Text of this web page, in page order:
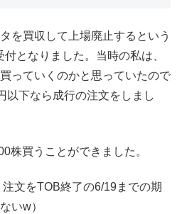
を買収して上場廃止するという
となりました。当時の私は、
っていくのかと思っていたので
以下なら成行の注文をしまし
買うことができました。
文をTOB終了の6/19までの期
いw）